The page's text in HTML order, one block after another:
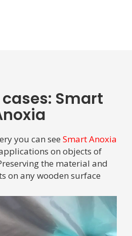
Smart
you can see Smart Anoxia
on objects of
the material and
on any wooden surface